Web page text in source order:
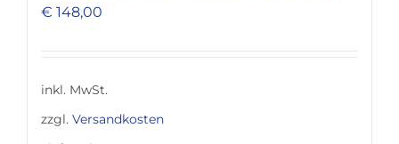
€ 148,00
inkl. MwSt.
zzgl. Versandkosten